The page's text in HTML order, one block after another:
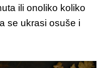
ili onoliko koliko
se ukrasi osuše i